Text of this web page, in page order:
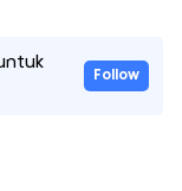
Follow